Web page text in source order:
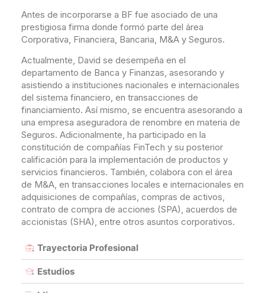
Antes de incorporarse a BF fue asociado de una
prestigiosa firma donde formó parte del área
Corporativa, Financiera, Bancaria, M&A y Seguros.
Actualmente, David se desempeña en el
departamento de Banca y Finanzas, asesorando y
asistiendo a instituciones nacionales e internacionales
del sistema financiero, en transacciones de
financiamiento. Así mismo, se encuentra asesorando a
una empresa aseguradora de renombre en materia de
Seguros. Adicionalmente, ha participado en la
constitución de compañías FinTech y su posterior
calificación para la implementación de productos y
servicios financieros. También, colabora con el área
de M&A, en transacciones locales e internacionales en
adquisiciones de compañías, compras de activos,
contrato de compra de acciones (SPA), acuerdos de
accionistas (SHA), entre otros asuntos corporativos.
Trayectoria Profesional
Estudios